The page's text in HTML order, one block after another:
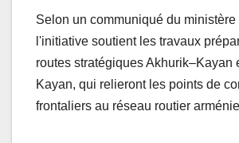
Selon un communiqué du ministère
l'initiative soutient les travaux
routes stratégiques Akhurik–Kayan
Kayan, qui relieront les points de
frontaliers au réseau routier